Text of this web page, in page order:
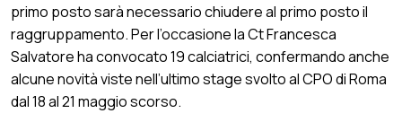
primo posto sarà necessario chiudere al primo posto il
raggruppamento. Per l’occasione la Ct Francesca
Salvatore ha convocato 19 calciatrici, confermando anche
alcune novità viste nell’ultimo stage svolto al CPO di Roma
dal 18 al 21 maggio scorso.